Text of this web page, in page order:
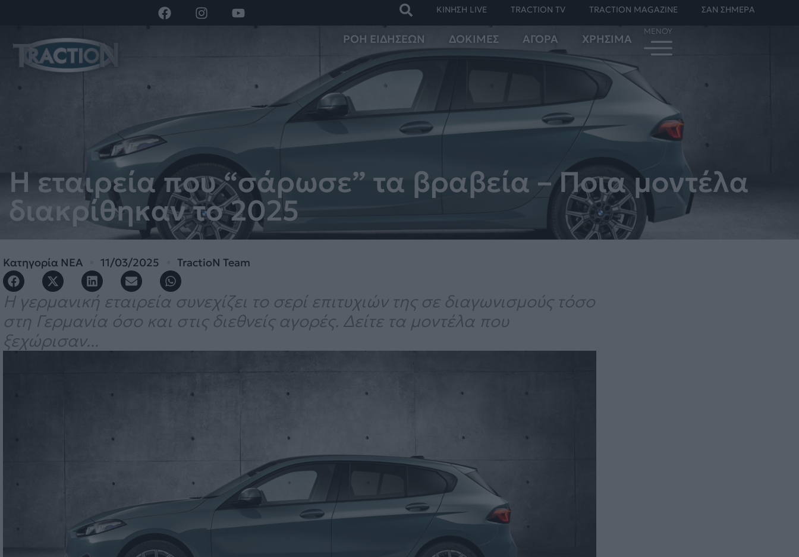
ΚΙΝΗΣΗ LIVE TRACTION TV TRACTION MAGAZINE ΣΑΝ ΣΗΜΕΡΑ
ΡΟΗ ΕΙΔΗΣΕΩΝ ΔΟΚΙΜΕΣ ΑΓΟΡΑ ΧΡΗΣΙΜΑ
Η εταιρεία που “σάρωσε” τα βραβεία – Ποια μοντέλα
διακρίθηκαν το 2025
Κατηγορία ΝΕΑ 11/03/2025 TractioN Team
Η γερμανική εταιρεία συνεχίζει το σερί επιτυχιών της σε διαγωνισμούς τόσο
στη Γερμανία όσο και στις διεθνείς αγορές. Δείτε τα μοντέλα που
ξεχώρισαν...